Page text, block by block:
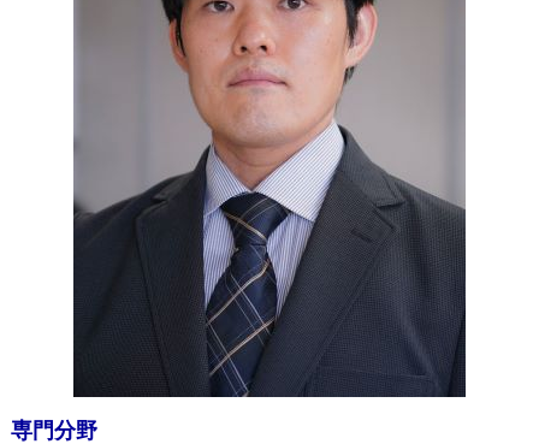
専門分野